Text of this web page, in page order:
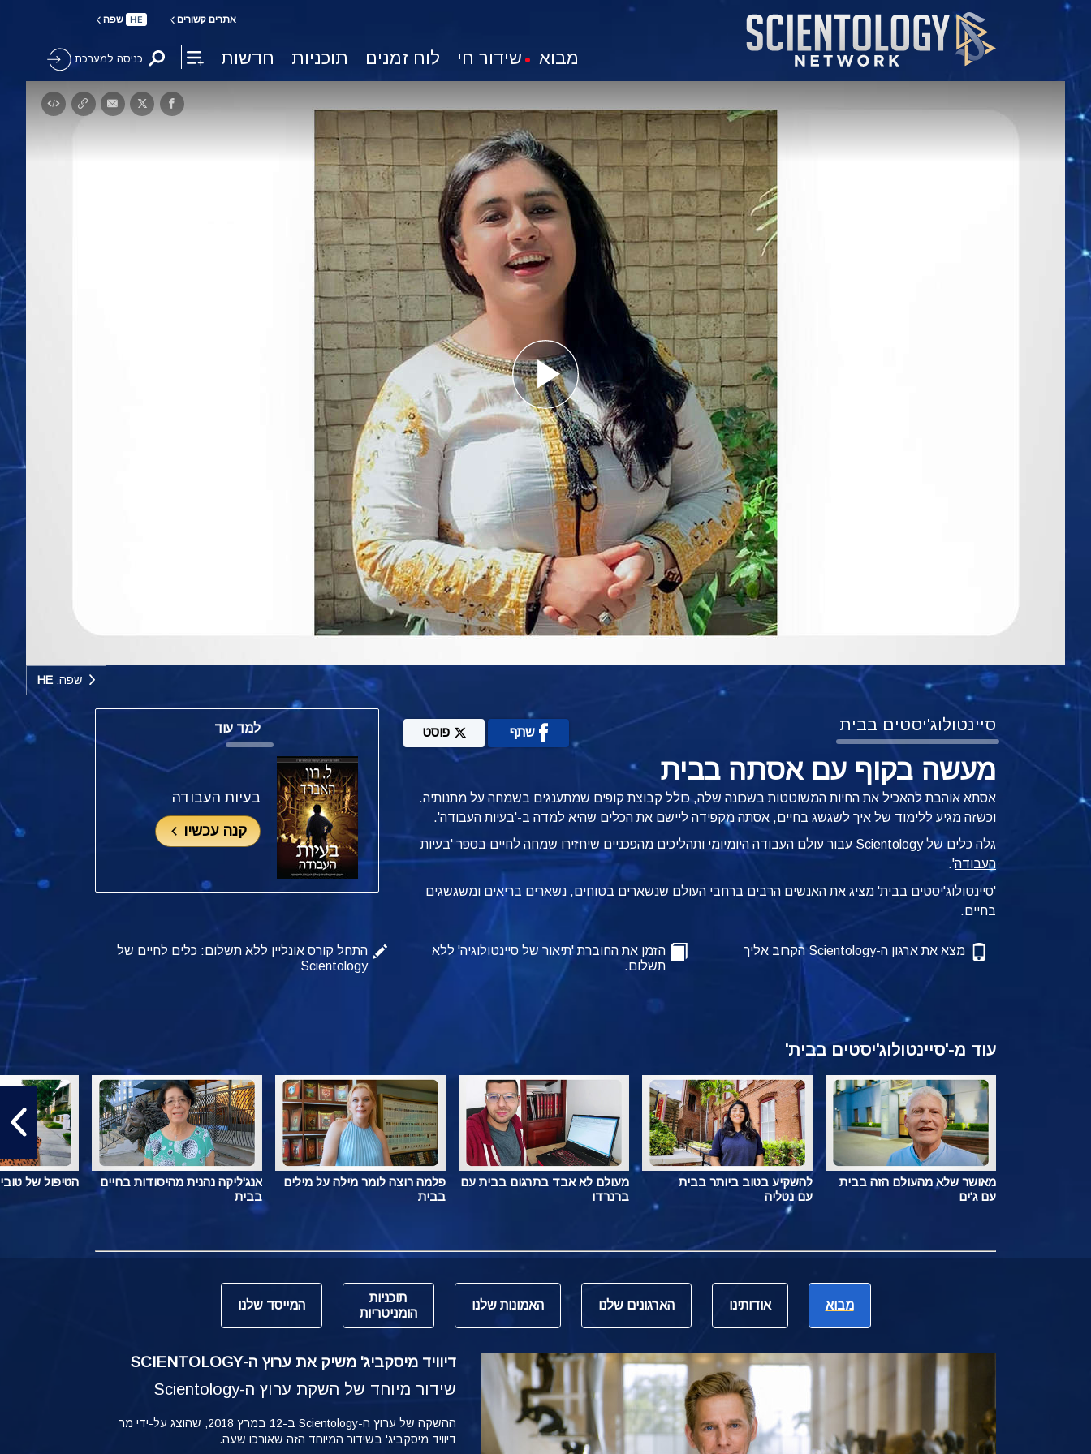
אתרים קשורים HE שפה
מבוא שידור חי לוח זמנים תוכניות חדשות כניסה למערכת
Play
Video
שפה:HE
סיינטולוג'יסטים בבית שתף פוסט
מעשה בקוף עם אסתה בבית
אסתא אוהבת להאכיל את החיות המשוטטות בשכונה שלה, כולל קבוצת קופים שמתענגים בשמחה על מתנותיה.
וכשזה מגיע ללימוד של איך לשגשג בחיים, אסתה מקפידה ליישם את הכלים שהיא למדה ב-'בעיות העבודה'.
גלה כלים של Scientology עבור עולם העבודה היומיומי ותהליכים מהפכניים שיחזירו שמחה לחיים בספר '
בעיות
העבודה'.
'סיינטולוג'יסטים בבית' מציג את האנשים הרבים ברחבי העולם שנשארים בטוחים, נשארים בריאים ומשגשגים
בחיים.
למד עוד
בעיות העבודה
קנה עכשיו
מצא את ארגון ה-Scientology הקרוב אליך
הזמן את החוברת 'תיאור של סיינטולוגיה' ללא
תשלום.
התחל קורס אונליין ללא תשלום: כלים לחיים של
Scientology
עוד מ-'סיינטולוג'יסטים בבית'
מאושר שלא מהעולם הזה בבית
עם ג'ים
להשקיע בטוב ביותר בבית
עם נטליה
מעולם לא אבד בתרגום בבית עם
ברנרדו
פלמה רוצה לומר מילה על מילים
בבית
אנג'ליקה נהנית מהיסודות בחיים
בבית
הטיפול של
מבוא אודותינו הארגונים שלנו האמונות שלנו
תוכניות
הומניטריות
המייסד שלנו
דיוויד מיסקביג' משיק את ערוץ ה-SCIENTOLOGY
שידור מיוחד של השקת ערוץ ה-Scientology
ההשקה של ערוץ ה-Scientology ב-12 במרץ 2018, שהוצג על-ידי מר
דיוויד מיסקביג' בשידור המיוחד הזה שאורכו שעה.